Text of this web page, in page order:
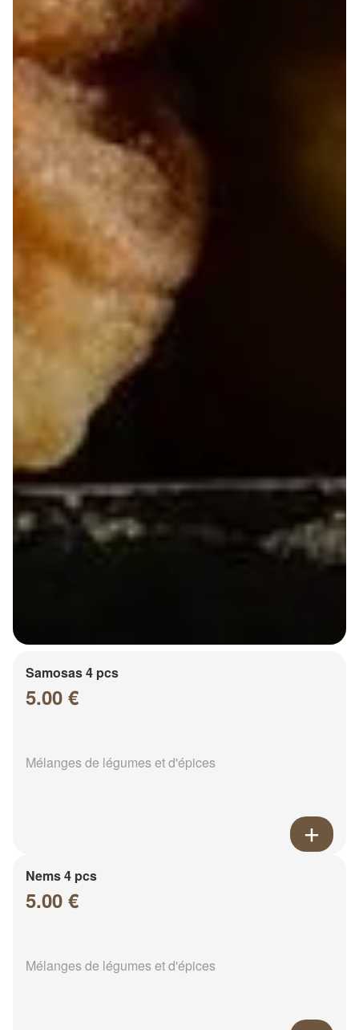
Samosas 4 pcs
5.00 €
Mélanges de légumes et d'épices
Nems 4 pcs
5.00 €
Mélanges de légumes et d'épices